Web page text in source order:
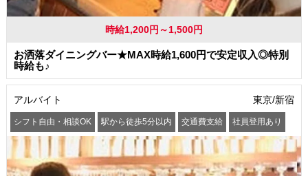
時給1,200円～1,500円
お洒落ダイニングバー★MAX時給1,600円で安定収入◎特別
時給も♪
アルバイト 東京/新宿
シフト自由・相談OK 駅から徒歩5分以内 交通費支給 社員登用あり